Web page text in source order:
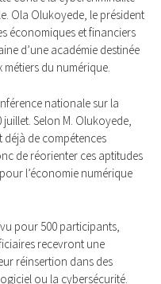
Ola Olukoyede, le président
économiques et financiers
d’une académie destinée
métiers du numérique.
nationale sur la
Selon M. Olukoyede,
déjà de compétences
de réorienter ces aptitudes
l’économie numérique
pour 500 participants,
recevront une
réinsertion dans des
ou la cybersécurité.